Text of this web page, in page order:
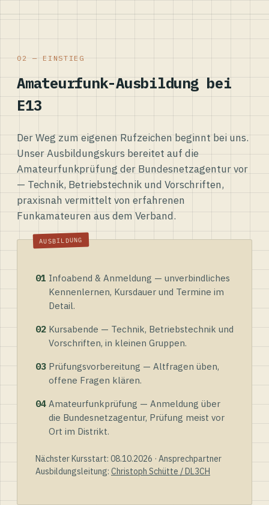
02 — EINSTIEG
Amateurfunk-Ausbildung bei
E13
Der Weg zum eigenen Rufzeichen beginnt bei uns.
Unser Ausbildungskurs bereitet auf die
Amateurfunkprüfung der Bundesnetzagentur vor
— Technik, Betriebstechnik und Vorschriften,
praxisnah vermittelt von erfahrenen
Funkamateuren aus dem Verband.
01 Infoabend & Anmeldung — unverbindliches
Kennenlernen, Kursdauer und Termine im
Detail.
02 Kursabende — Technik, Betriebstechnik und
Vorschriften, in kleinen Gruppen.
03 Prüfungsvorbereitung — Altfragen üben,
offene Fragen klären.
04 Amateurfunkprüfung — Anmeldung über
die Bundesnetzagentur, Prüfung meist vor
Ort im Distrikt.
Nächster Kursstart: 08.10.2026 · Ansprechpartner
Ausbildungsleitung: Christoph Schütte / DL3CH